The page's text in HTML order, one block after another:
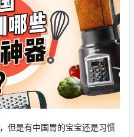
，但是有中国胃的宝宝还是习惯